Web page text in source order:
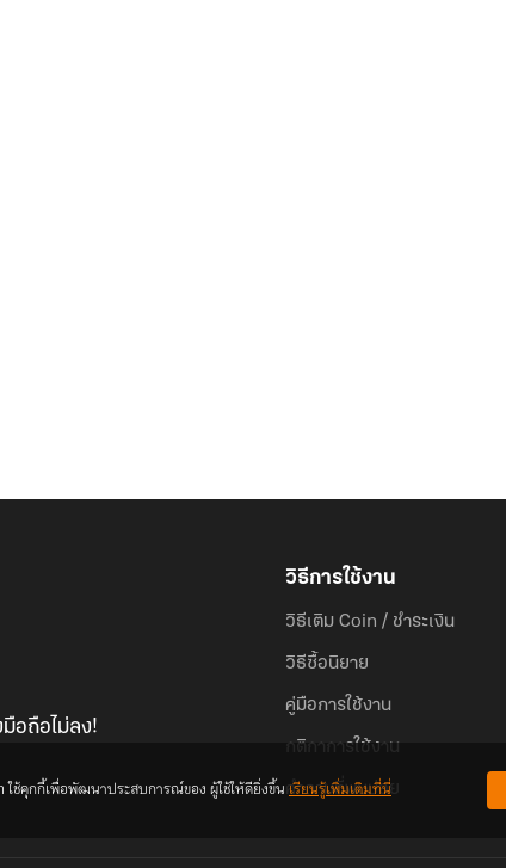
อถือไม่ลง!
วิธีการใช้งาน
วิธีเติม Coin / ชำระเงิน
วิธีซื้อนิยาย
คู่มือการใช้งาน
กติกาการใช้งาน
คำถามที่พบบ่อย
ช้คุกกี้เพื่อพัฒนาประสบการณ์ของ ผู้ใช้ให้ดียิ่งขึ้นเรียนรู้เพิ่มเติมที่นี่